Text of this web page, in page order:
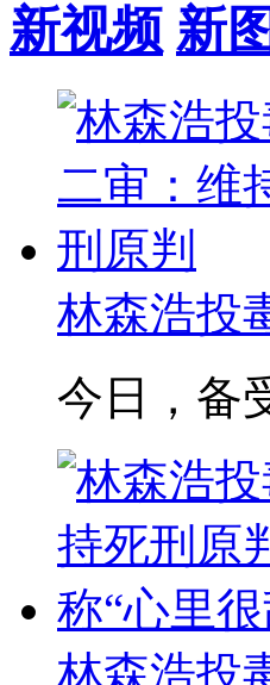
新视频 新
林森浩投
今日，备
林森浩投